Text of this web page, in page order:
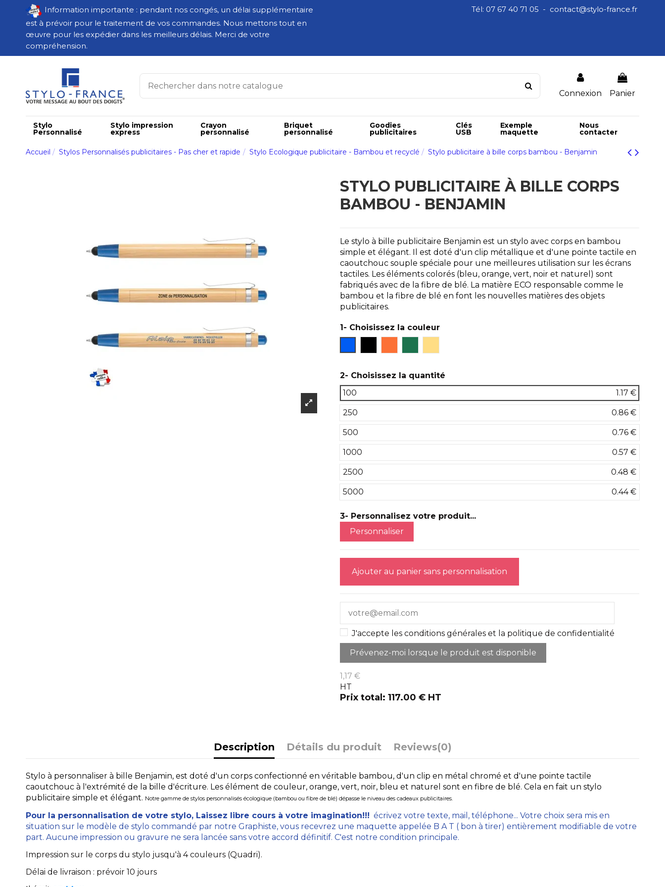
Information importante : pendant nos congés, un délai supplémentaire
est à prévoir pour le traitement de vos commandes. Nous mettons tout en
œuvre pour les expédier dans les meilleurs délais. Merci de votre
compréhension.
Tél: 07 67 40 71 05 - contact@stylo-france.fr
Connexion Panier
Stylo
Personnalisé
Stylo impression
express
Crayon
personnalisé
Briquet
personnalisé
Goodies
publicitaires
Clés
USB
Exemple
maquette
Nous
contacter
Accueil Stylos Personnalisés publicitaires - Pas cher et rapide Stylo Ecologique publicitaire - Bambou et recyclé Stylo publicitaire à bille corps bambou - Benjamin
STYLO PUBLICITAIRE À BILLE CORPS
BAMBOU - BENJAMIN
Le stylo à bille publicitaire Benjamin est un stylo avec corps en bambou
simple et élégant. Il est doté d'un clip métallique et d'une pointe tactile en
caoutchouc souple spéciale pour une meilleures utilisation sur les écrans
tactiles. Les éléments colorés (bleu, orange, vert, noir et naturel) sont
fabriqués avec de la fibre de blé. La matière ECO responsable comme le
bambou et la fibre de blé en font les nouvelles matières des objets
publicitaires.
1- Choisissez la couleur
2- Choisissez la quantité
100
1.17 €
250 0.86 €
500 0.76 €
1000 0.57 €
2500 0.48 €
5000 0.44 €
3- Personnalisez votre produit...
Personnaliser
Ajouter au panier sans personnalisation
J'accepte les conditions générales et la politique de confidentialité
1,17 €
HT
Prix total: 117.00 € HT
Description Détails du produit Reviews(0)
Stylo à personnaliser à bille Benjamin, est doté d'un corps confectionné en véritable bambou, d'un clip en métal chromé et d'une pointe tactile
caoutchouc à l'extrémité de la bille d'écriture. Les élément de couleur, orange, vert, noir, bleu et naturel sont en fibre de blé. Cela en fait un stylo
publicitaire simple et élégant. Notre gamme de stylos personnalisés écologique (bambou ou fibre de blé) dépasse le niveau des cadeaux publicitaires.
Pour la personnalisation de votre stylo, Laissez libre cours à votre imagination!!! écrivez votre texte, mail, téléphone... Votre choix sera mis en
situation sur le modèle de stylo commandé par notre Graphiste, vous recevrez une maquette appelée B A T ( bon à tirer) entièrement modifiable de votre
part. Aucune impression ou gravure ne sera lancée sans votre accord définitif. C'est notre condition principale.
Impression sur le corps du stylo jusqu'à 4 couleurs (Quadri).
Délai de livraison : prévoir 10 jours